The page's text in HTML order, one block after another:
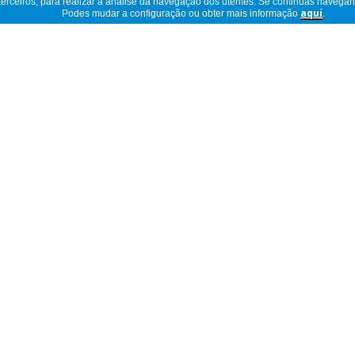
Podes mudar a configuração ou obter mais informação aquí.